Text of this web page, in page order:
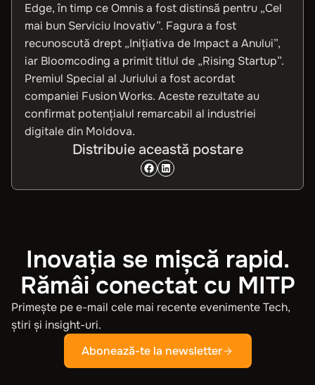
Edge, în timp ce Omnis a fost distinsă pentru „Cel
mai bun Serviciu Inovativ”. Fagura a fost
recunoscută drept „Inițiativa de Impact a Anului”,
iar Bloomcoding a primit titlul de „Rising Startup”.
Premiul Special al Juriului a fost acordat
companiei Fusion Works. Aceste rezultate au
confirmat potențialul remarcabil al industriei
digitale din Moldova.
Distribuie această postare
Inovația se mișcă rapid.
Rămâi conectat cu MITP
Primește pe e-mail cele mai recente evenimente Tech,
știri și insight-uri.
Abonează-te la newsletter